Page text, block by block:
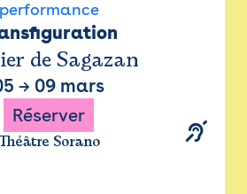
performance
de Sagazan
→ 09 mars
Réserver
Sorano